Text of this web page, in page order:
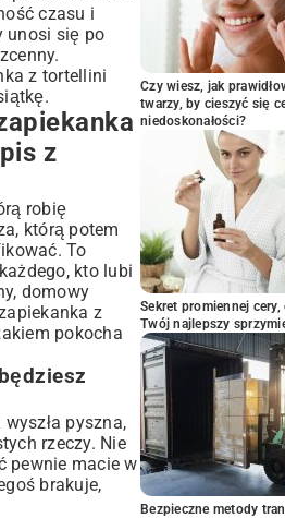
czasu i
unosi się po
z tortellini
z
robię
którą potem
To
kto lubi
domowy
z
pokocha
pyszna,
rzeczy. Nie
pewnie macie w
brakuje,
Czy wiesz, jak
twarzy, by cieszyć się
niedoskonałości?
Sekret promiennej
Twój najlepszy
Bezpieczne metody